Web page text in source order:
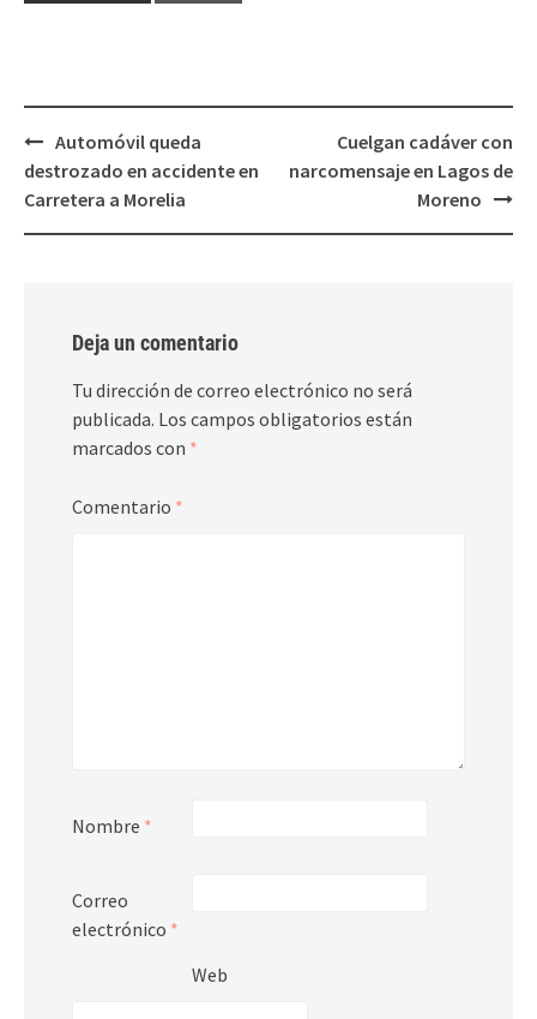
Post
navigation
Automóvil queda
destrozado en accidente en
Carretera a Morelia
Cuelgan cadáver con
narcomensaje en Lagos de
Moreno
Deja un comentario
Tu dirección de correo electrónico no será
publicada. Los campos obligatorios están
marcados con *
Comentario *
Nombre *
Correo
electrónico *
Web